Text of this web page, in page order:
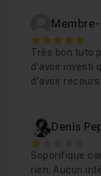
5
Très bon tuto
d'avoir investi
d'avoir
Denis
1
Soporifique
rien. Aucun